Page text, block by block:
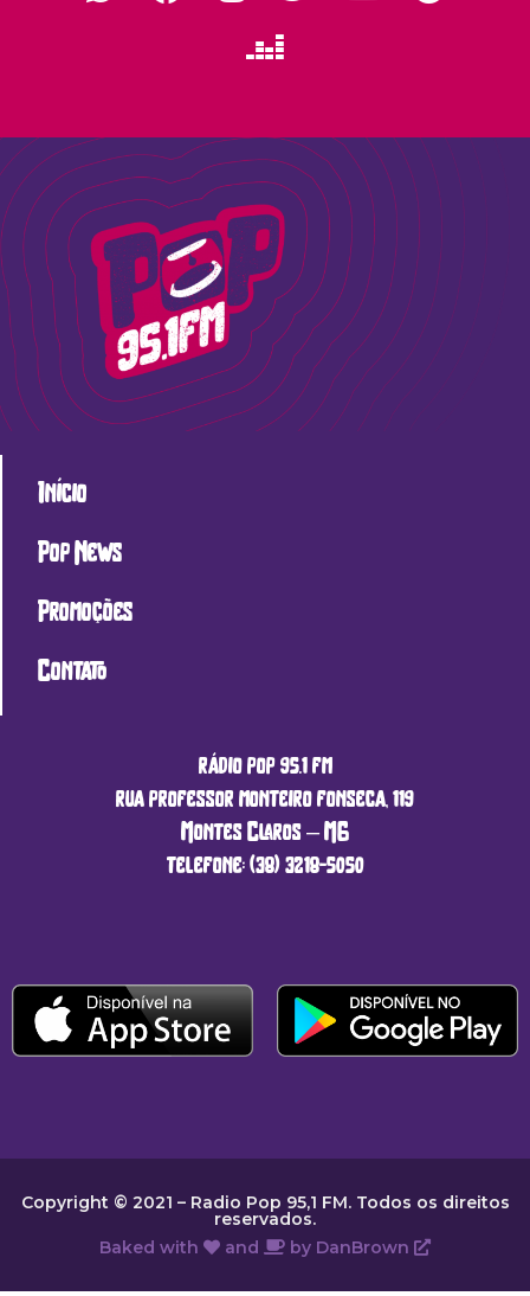
Início
Pop News
Promoções
Contato
rádio pop 95.1 fm
rua professor monteiro fonseca, 119
Montes Claros – MG
telefone: (38) 3218-5050
Copyright © 2021 – Radio Pop 95,1 FM. Todos os direitos
reservados.
Baked with
and by DanBrown